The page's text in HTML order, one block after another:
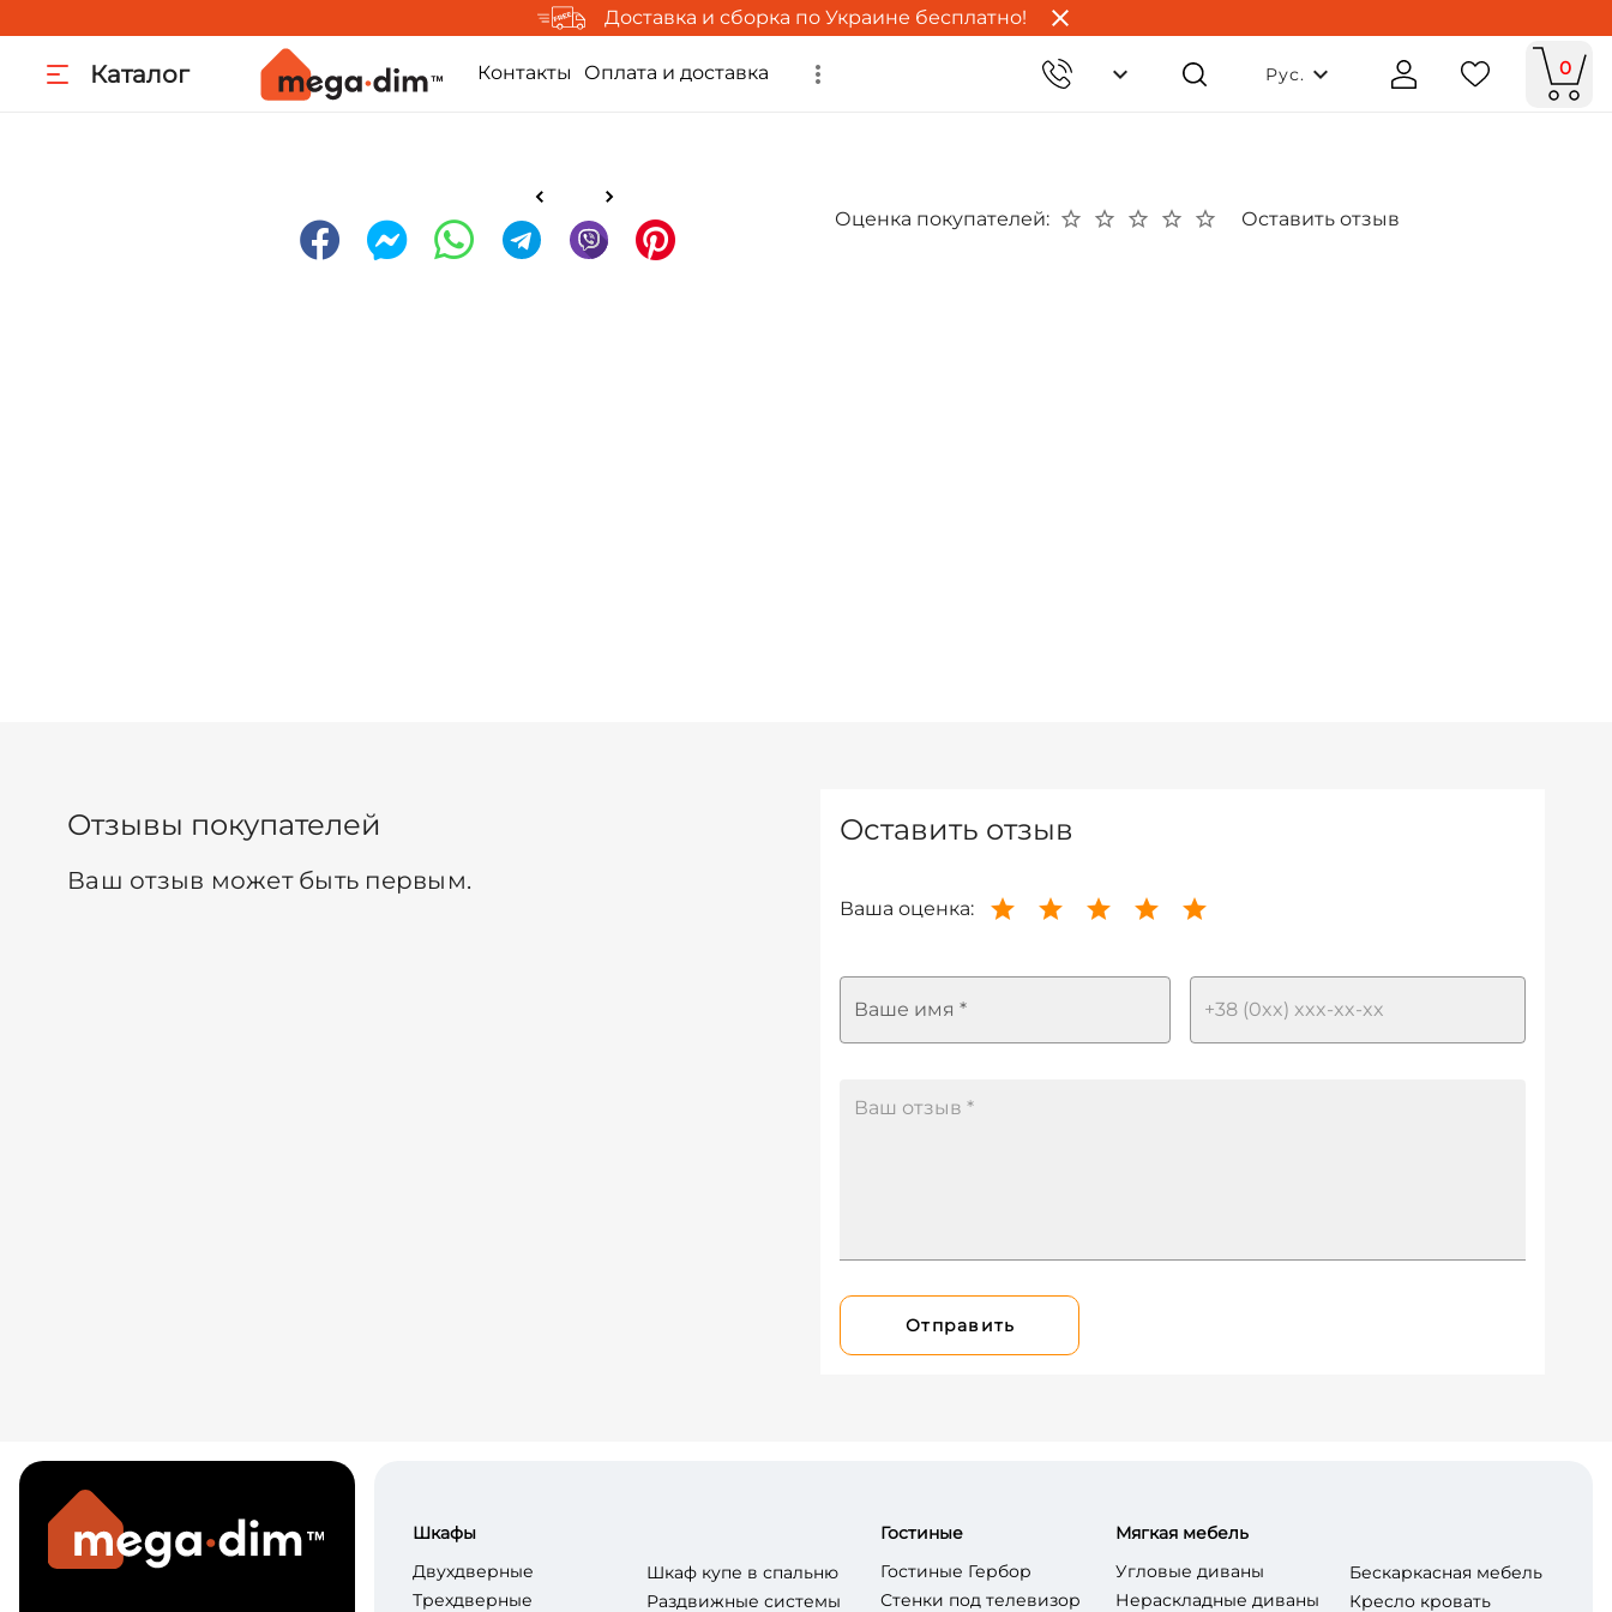
Доставка и сборка по Украине бесплатно!
Каталог Контакты Оплата и доставка Рус. 0
Оценка покупателей: Оставить отзыв
Отзывы покупателей
Ваш отзыв может быть первым.
Оставить отзыв
Ваша оценка:
Ваше имя *
Отправить
Шкафы
Двухдверные
Трехдверные
Шкаф купе в спальню
Раздвижные системы
Гостиные
Гостиные Гербор
Стенки под телевизор
Мягкая мебель
Угловые диваны
Нераскладные диваны
Бескаркасная мебель
Кресло кровать